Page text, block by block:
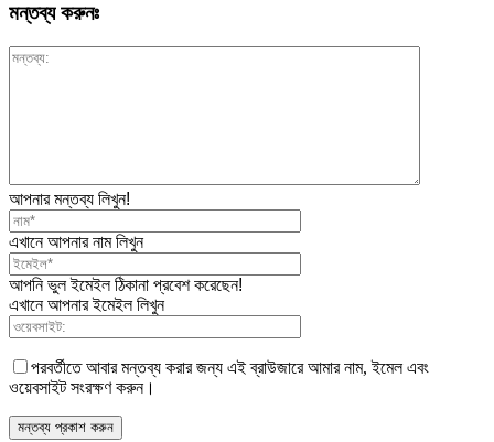
মন্তব্য করুনঃ
আপনার মন্তব্য লিখুন!
এখানে আপনার নাম লিখুন
আপনি ভুল ইমেইল ঠিকানা প্রবেশ করেছেন!
এখানে আপনার ইমেইল লিখুন
পরবর্তীতে আবার মন্তব্য করার জন্য এই ব্রাউজারে আমার নাম, ইমেল এবং
ওয়েবসাইট সংরক্ষণ করুন।